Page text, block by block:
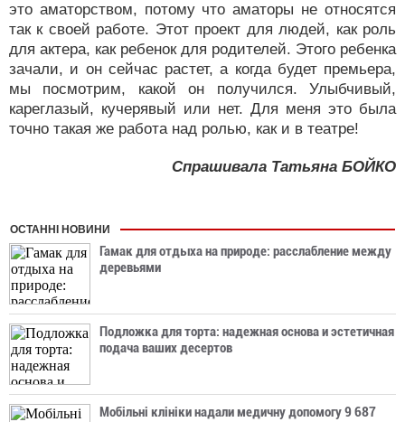
это аматорством, потому что аматоры не относятся
так к своей работе. Этот проект для людей, как роль
для актера, как ребенок для родителей. Этого ребенка
зачали, и он сейчас растет, а когда будет премьера,
мы посмотрим, какой он получился. Улыбчивый,
кареглазый, кучерявый или нет. Для меня это была
точно такая же работа над ролью, как и в театре!
Спрашивала Татьяна БОЙКО
ОСТАННІ НОВИНИ
Гамак для отдыха на природе: расслабление между
деревьями
Подложка для торта: надежная основа и эстетичная
подача ваших десертов
Мобільні клініки надали медичну допомогу 9 687